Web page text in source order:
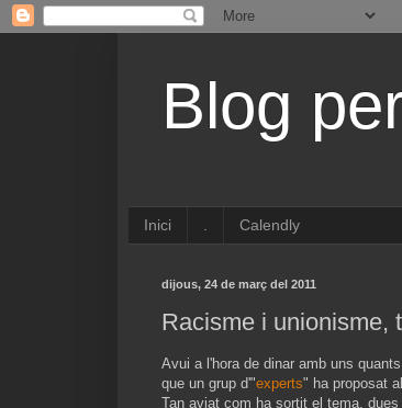
Blog
Inici . Calendly
dijous, 24 de març del 2011
Racisme i unionisme,
Avui a l'hora de dinar amb uns
que un grup d'"experts" ha proposat
Tan aviat com ha sortit el tema,